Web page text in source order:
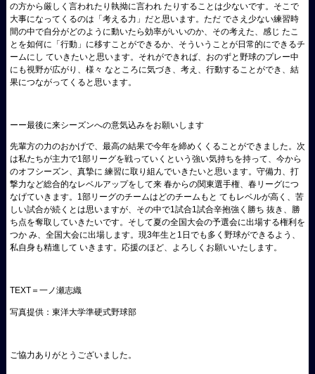
の方から厳しく言われたり執拗に言われ たりすることは少ないです。そこで
大事になってくるのは「考える力」だと思います。ただ でさえ少ない練習時
間の中で自分がどのように動いたら効率がいいのか、その考えた、感じ たこ
とを如何に「行動」に移すことができるか、そういうことが日常的にできるチ
ームにし ていきたいと思います。それができれば、おのずと野球のプレー中
にも視野が広がり、様々 なところに気づき、考え、行動することができ、結
果につながってくると思います。
ーー最後に来シーズンへの意気込みをお願いします
先輩方の力のおかげで、最高の結果で今年を締めくくることができました。次
は私たちが主力で1部リーグを戦っていくという強い気持ちを持って、今から
のオフシーズン、真摯に 練習に取り組んでいきたいと思います。守備力、打
撃力など総合的なレベルアップをして来 春からの関東選手権、春リーグにつ
なげていきます。1部リーグのチームはどのチームもと てもレベルが高く、苦
しい試合が続くとは思いますが、その中で1試合1試合辛抱強く勝ち 抜き、勝
ち点を奪取していきたいです。そして夏の全国大会の予選会に出場する権利を
つか み、全国大会に出場します。現3年生と1日でも多く野球ができるよう、
私自身も精進して いきます。応援のほど、よろしくお願いいたします。
TEXT＝一ノ瀬志織
写真提供：東洋大学準硬式野球部
ご協力ありがとうございました。